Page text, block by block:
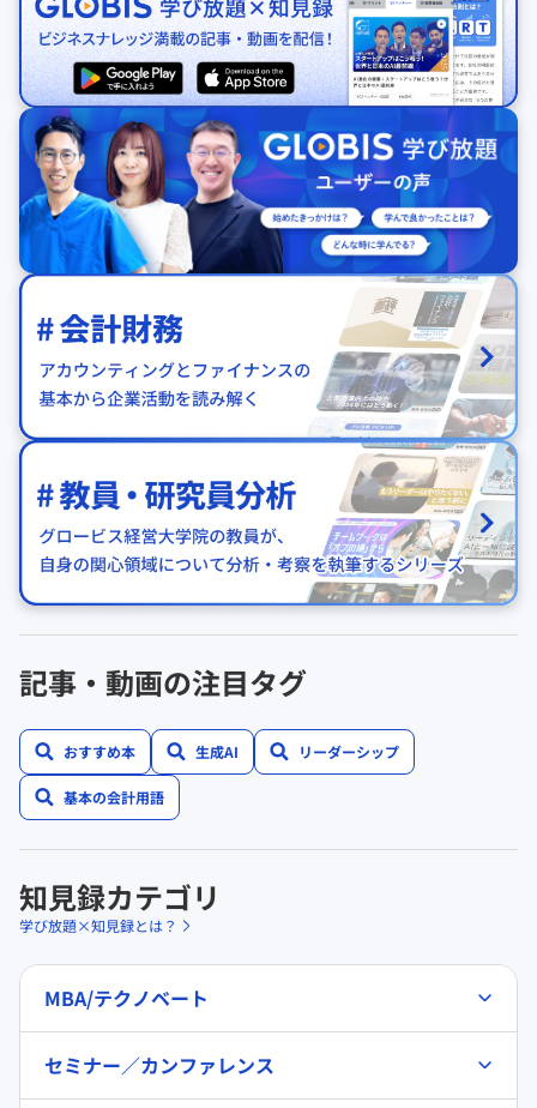
記事・動画の注目タグ
おすすめ本 生成AI リーダーシップ
基本の会計用語
知見録カテゴリ
学び放題×知見録とは？
MBA/テクノベート
セミナー／カンファレンス